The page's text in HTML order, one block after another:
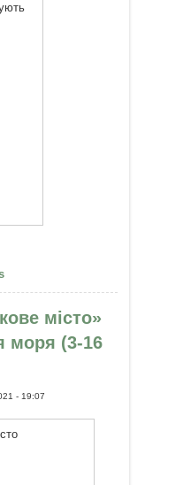
що формують
місто»
моря (3-16
- 19:07